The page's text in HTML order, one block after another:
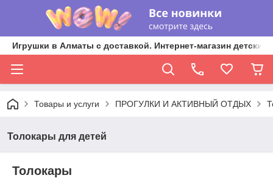
Игрушки в Алматы с доставкой. Интернет-магазин
Товары и услуги ПРОГУЛКИ И АКТИВНЫЙ ОТДЫХ
Толокары для детей
Толокары